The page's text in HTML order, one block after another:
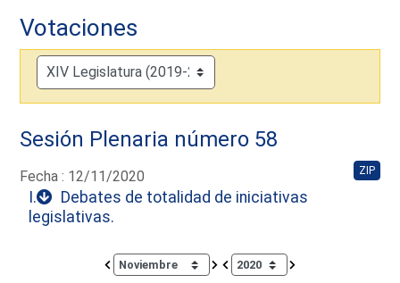
Votaciones
Sesión Plenaria número 58
Fecha : 12/11/2020 ZIP
I.
Debates de totalidad de iniciativas
legislativas.
Calendar io de actividades. Doce Legislatura